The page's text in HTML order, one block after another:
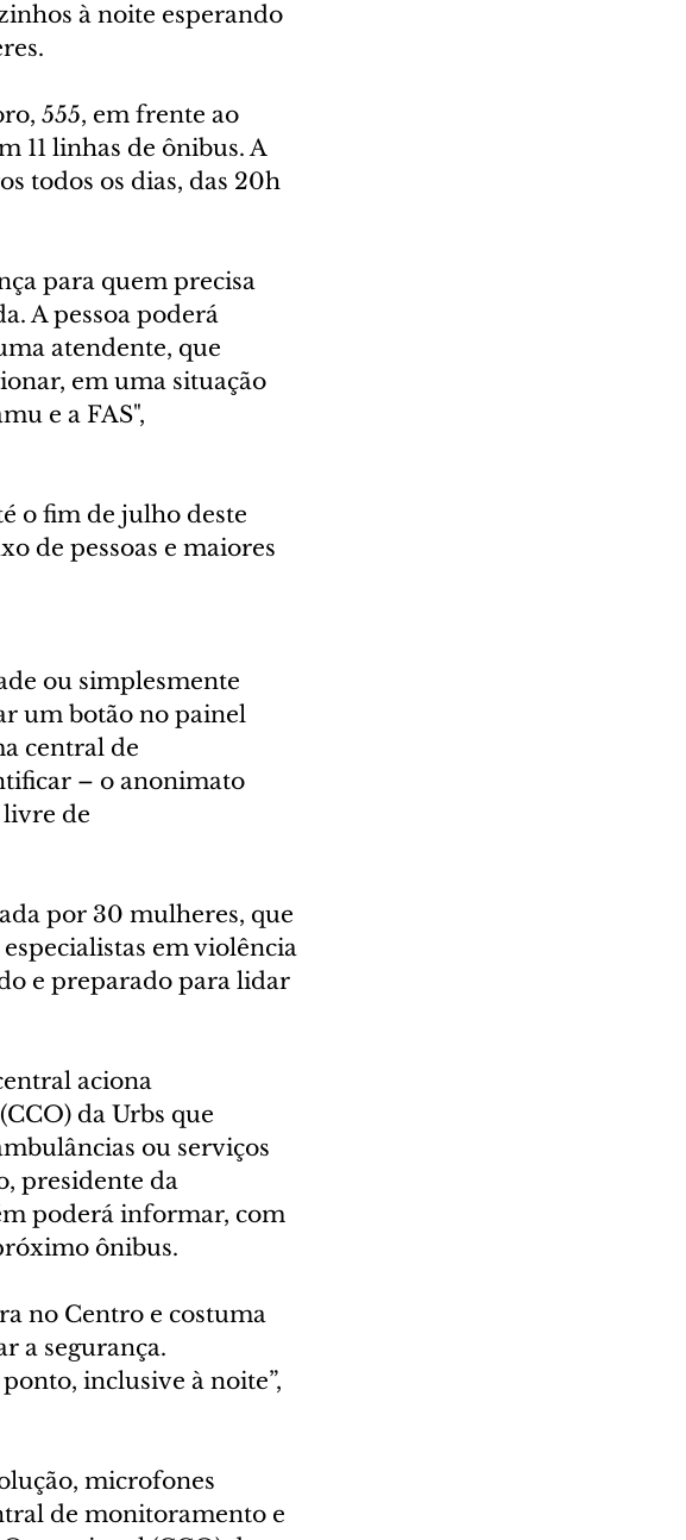
à noite esperando
555, em frente ao
11 linhas de ônibus. A
todos os dias, das 20h
para quem precisa
A pessoa poderá
atendente, que
em uma situação
e a FAS",
o fim de julho deste
de pessoas e maiores
ou simplesmente
um botão no painel
central de
– o anonimato
livre de
por 30 mulheres, que
em violência
e preparado para lidar
aciona
da Urbs que
ou serviços
presidente da
poderá informar, com
ônibus.
no Centro e costuma
a segurança.
inclusive à noite”,
microfones
de monitoramento e